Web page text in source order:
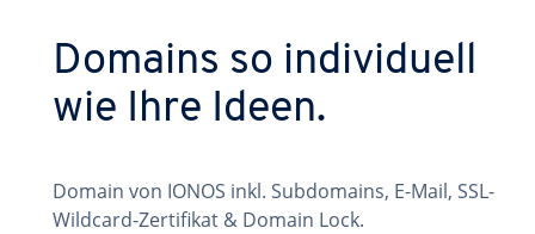
Domains so individuell
wie Ihre Ideen.
Domain von IONOS inkl. Subdomains, E-Mail, SSL-
Wildcard-Zertifikat & Domain Lock.